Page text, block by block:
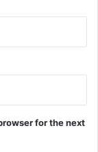
for the next